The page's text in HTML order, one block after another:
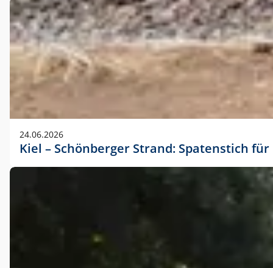
24.06.2026
Kiel – Schönberger Strand: Spatenstich